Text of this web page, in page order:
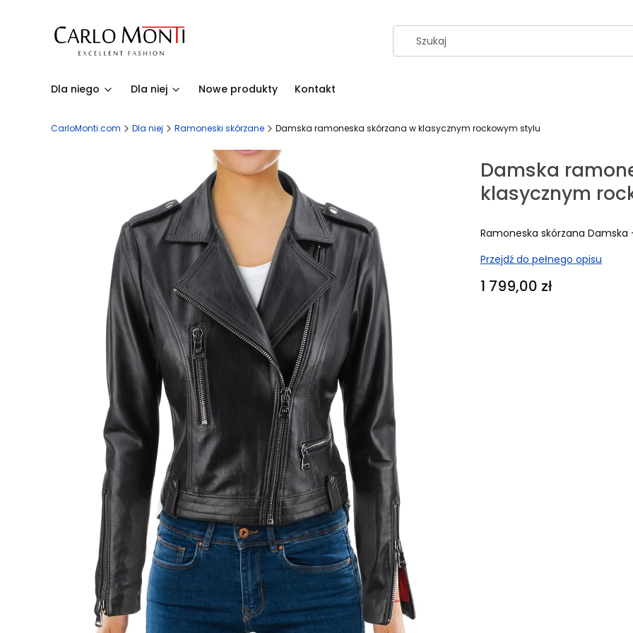
Dla niego Dla niej Nowe produkty Kontakt
CarloMonti.com Dla niej Ramoneski skórzane Damska ramoneska skórzana w klasycznym rockowym stylu
Damska
klasycznym
Ramoneska skórzana Damska
Przejdź do pełnego opisu
Cena
1 799,00 zł